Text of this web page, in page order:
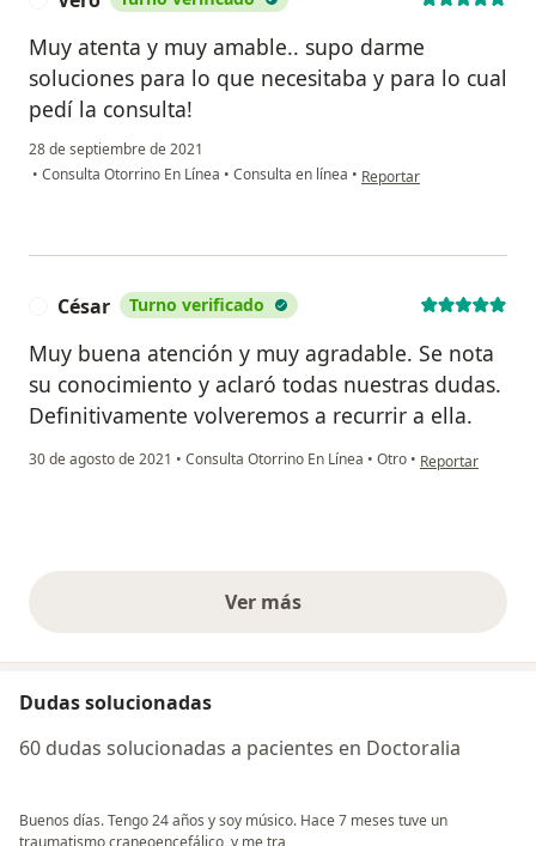
Muy atenta y muy amable.. supo darme
soluciones para lo que necesitaba y para lo cual
pedí la consulta!
28 de septiembre de 2021
• Consulta Otorrino En Línea • Consulta en línea • en opinión del usuario
Reportar
César Turno verificado
Muy buena atención y muy agradable. Se nota
su conocimiento y aclaró todas nuestras dudas.
Definitivamente volveremos a recurrir a ella.
30 de agosto de 2021 • Consulta Otorrino En Línea • Otro • en opinión del
Reportar
Ver másopiniones anteriores
Dudas solucionadas
60 dudas solucionadas a pacientes en Doctoralia
Buenos días. Tengo 24 años y soy músico. Hace 7 meses tuve un
traumatismo craneoencefálico, y me tra